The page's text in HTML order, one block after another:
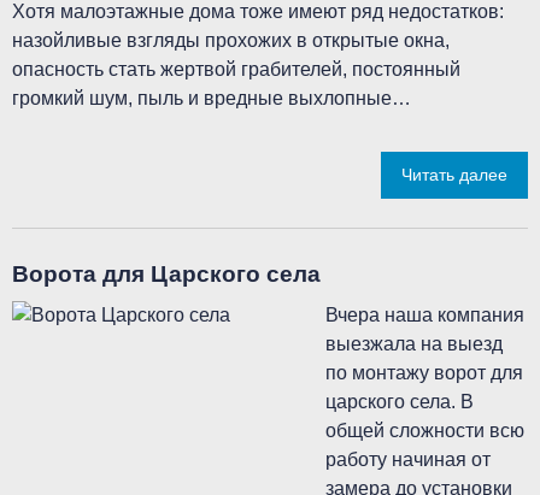
Хотя малоэтажные дома тоже имеют ряд недостатков:
назойливые взгляды прохожих в открытые окна,
опасность стать жертвой грабителей, постоянный
громкий шум, пыль и вредные выхлопные…
Читать далее
Ворота для Царского села
Вчера наша компания
выезжала на выезд
по монтажу ворот для
царского села. В
общей сложности всю
работу начиная от
замера до установки